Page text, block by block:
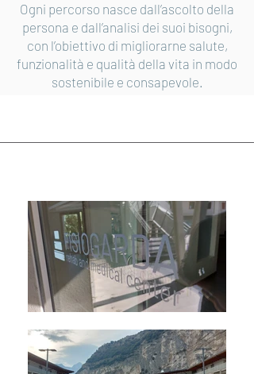
Ogni percorso nasce dall’ascolto della
persona e dall’analisi dei suoi bisogni,
con l’obiettivo di migliorarne salute,
funzionalità e qualità della vita in modo
sostenibile e consapevole.